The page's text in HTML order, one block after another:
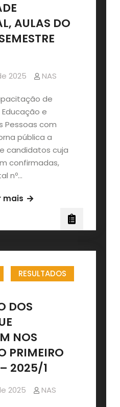
AULAS DO
2025 NAS
de
e
Pessoas com
pública a
candidatos cuja
confirmadas,
nº…
maisLISTA
CANDIDATOS
TIVERAM
MATRÍCULA
O
LIBRAS
I,
MODALIDADE
PRESENCIAL,
AULAS
RESULTADOS
DOS
NOS
PRIMEIRO
– 2025/1
2025 NAS